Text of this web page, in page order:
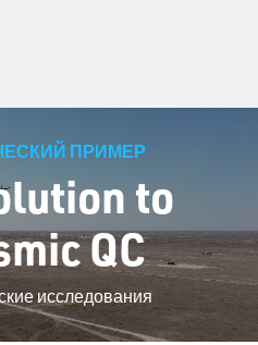
ПРИМЕР
to
QC
исследования